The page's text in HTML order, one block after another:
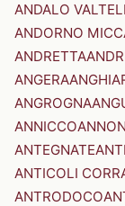
ANDALO
ANDORNO
ANDRETTA
ANGERA
ANGROGNA
ANNICCO
ANTEGNATE
ANTICOLI
ANTRODOCO